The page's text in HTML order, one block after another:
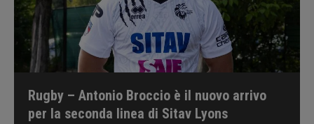
Rugby – Antonio Broccio è il nuovo arrivo
per la seconda linea di Sitav Lyons